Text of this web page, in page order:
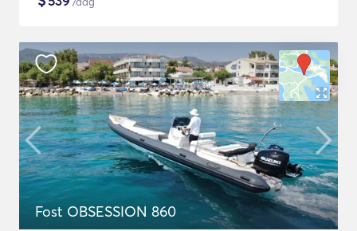
Fost OBSESSION 860